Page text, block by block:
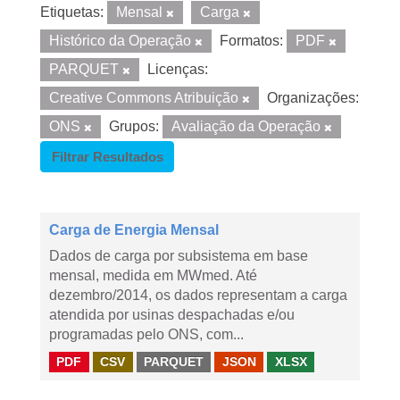
Etiquetas: Mensal
Carga
Histórico da Operação
Formatos:
PDF
PARQUET
Licenças:
Creative Commons Atribuição
Organizações:
ONS
Grupos:
Avaliação da Operação
Filtrar Resultados
Carga de Energia Mensal
Dados de carga por subsistema em base
mensal, medida em MWmed. Até
dezembro/2014, os dados representam a carga
atendida por usinas despachadas e/ou
programadas pelo ONS, com...
PDF CSV PARQUET JSON XLSX